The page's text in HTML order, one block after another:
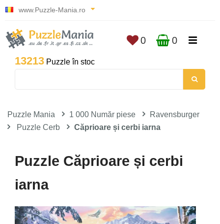
www.Puzzle-Mania.ro
13213 Puzzle în stoc
0 0
Puzzle Mania 1 000 Număr piese
Ravensburger
Puzzle Cerb
Căprioare și cerbi iarna
Puzzle Căprioare și cerbi
iarna